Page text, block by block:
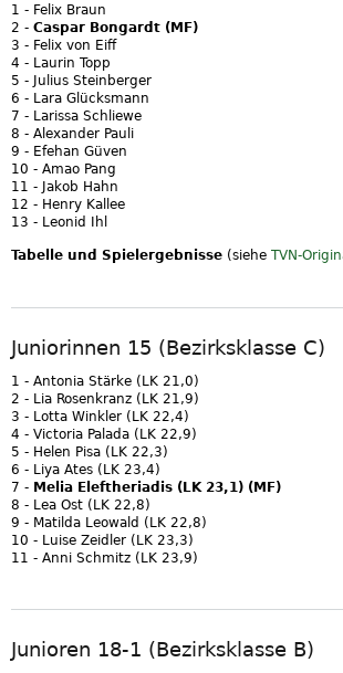
1 - Felix Braun
2 - Caspar Bongardt (MF)
3 - Felix von Eiff
4 - Laurin Topp
5 - Julius Steinberger
6 - Lara Glücksmann
7 - Larissa Schliewe
8 - Alexander Pauli
9 - Efehan Güven
10 - Amao Pang
11 - Jakob Hahn
12 - Henry Kallee
13 - Leonid Ihl
Tabelle und Spielergebnisse (siehe TVN-
Juniorinnen 15 (Bezirksklasse C)
1 - Antonia Stärke (LK 21,0)
2 - Lia Rosenkranz (LK 21,9)
3 - Lotta Winkler (LK 22,4)
4 - Victoria Palada (LK 22,9)
5 - Helen Pisa (LK 22,3)
6 - Liya Ates (LK 23,4)
7 - Melia Eleftheriadis (LK 23,1) (MF)
8 - Lea Ost (LK 22,8)
9 - Matilda Leowald (LK 22,8)
10 - Luise Zeidler (LK 23,3)
11 - Anni Schmitz (LK 23,9)
Junioren 18-1 (Bezirksklasse B)